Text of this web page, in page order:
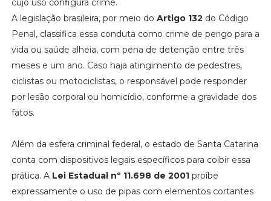
cujo uso configura crime.
A legislação brasileira, por meio do Artigo 132 do Código
Penal, classifica essa conduta como crime de perigo para a
vida ou saúde alheia, com pena de detenção entre três
meses e um ano. Caso haja atingimento de pedestres,
ciclistas ou motociclistas, o responsável pode responder
por lesão corporal ou homicídio, conforme a gravidade dos
fatos.
Além da esfera criminal federal, o estado de Santa Catarina
conta com dispositivos legais específicos para coibir essa
prática. A Lei Estadual nº 11.698 de 2001proíbe
expressamente o uso de pipas com elementos cortantes